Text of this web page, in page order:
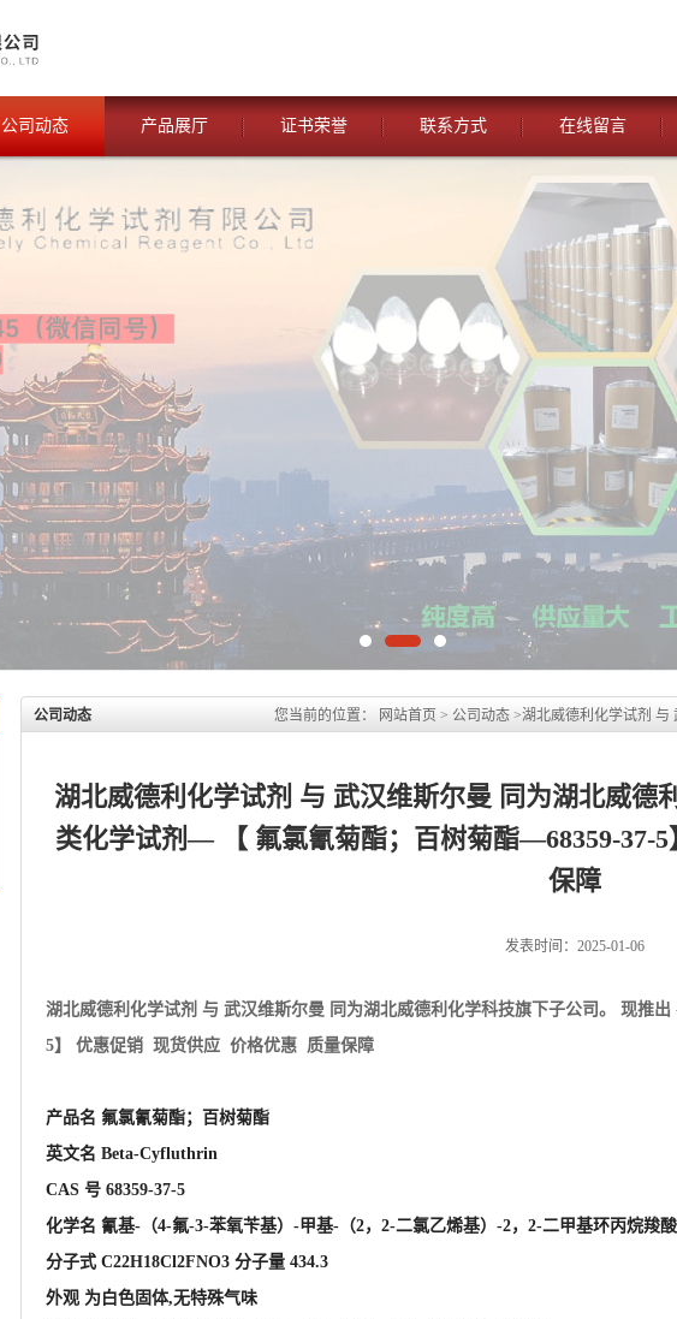
公司动态 产品展厅 证书荣誉 联系方式 在线留言
公司动态 您当前的位置： 网站首页 > 公司动态 >湖北威德利化学试剂 与
湖北威德利化学试剂 与 武汉维斯尔曼 同为湖北威德
类化学试剂— 【 氟氯氰菊酯；百树菊酯—68359-37-
保障
发表时间：2025-01-06
湖北威德利化学试剂 与 武汉维斯尔曼 同为湖北威德利化学科技旗下子公司。 现推出
5】 优惠促销 现货供应 价格优惠 质量保障
产品名 氟氯氰菊酯；百树菊酯
英文名 Beta-Cyfluthrin
CAS 号 68359-37-5
化学名 氰基-（4-氟-3-苯氧苄基）-甲基-（2，2-二氯乙烯基）-2，2-二甲基环丙烷羧
分子式 C22H18Cl2FNO3 分子量 434.3
外观 为白色固体,无特殊气味